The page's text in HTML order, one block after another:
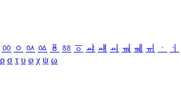
ㆀ ㆁ ㆂ ㆃ ㆄ ㆅ ㆆ ㆇ ㆈ ㆉ ㆊ ㆋ ㆌ ㆍ
ㆎ
ρ σ τ υ φ χ ψ ω